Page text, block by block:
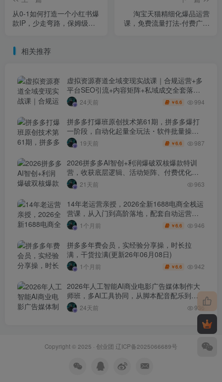
从0-1如何打造一个小红书爆
款IP，少走弯路，保姆级教
淘宝天猫精细化爆品运营
课，免费流量打法-付费广告
相关推荐
虚拟资源赛道全域变现实战课｜合规运营+多
平台SEO引流+内容矩阵+私域成交全套落地
玩法24天前 ￥6.6 994
拼多多打爆班原创技术第61期，拼多多爆打
一阶段，自动化起量全玩法・软件批量操
作・投产优化・大促矩阵实战课
19天前 ￥6.6 987
2026拼多多AI智创+利润爆破双核爆款特训
营，收获底层逻辑、活动矩阵、付费优化、
0-1打爆SOP
21天前 963
14年老运营亲授，2026全新1688电商全栈运
营课，从入门到高阶落地，配套自动运营表
+工具包+直播诊断等
1个月前 ￥6.6 946
拼多多年费会员，实经验分享操，时长拉
满，干货拉满(更新26年06月08日)
1个月前 ￥6.6 942
2026年人工智能AI商业电影广告媒体制作大
师班，多AI工具协同，从脚本配音配乐到电
影级短片、品牌广告全流程实战（中英字
幕）
24天前 936
Copyright © 2025 · 创业团 辽ICP备2025066689号